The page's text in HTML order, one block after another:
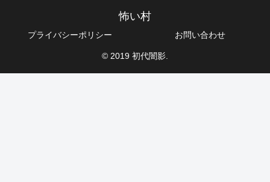
怖い村
プライバシーポリシー お問い合わせ
© 2019 初代闇影.